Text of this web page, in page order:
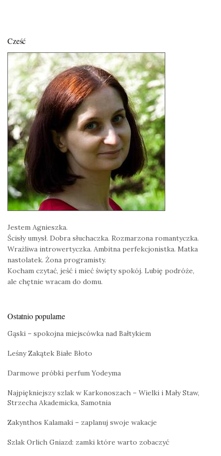
Cześć
Jestem Agnieszka.
Ścisły umysł. Dobra słuchaczka. Rozmarzona romantyczka.
Wrażliwa introwertyczka. Ambitna perfekcjonistka. Matka
nastolatek. Żona programisty.
Kocham czytać, jeść i mieć święty spokój. Lubię podróże,
ale chętnie wracam do domu.
Ostatnio popularne
Gąski – spokojna miejscówka nad Bałtykiem
Leśny Zakątek Białe Błoto
Darmowe próbki perfum Yodeyma
Najpiękniejszy szlak w Karkonoszach – Wielki i Mały Staw,
Strzecha Akademicka, Samotnia
Zakynthos Kalamaki – zaplanuj swoje wakacje
Szlak Orlich Gniazd: zamki które warto zobaczyć